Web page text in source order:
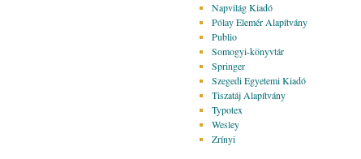
Napvilág Kiadó
Pólay Elemér Alapítvány
Publio
Somogyi-könyvtár
Springer
Szegedi Egyetemi Kiadó
Tiszatáj Alapítvány
Typotex
Wesley
Zrínyi